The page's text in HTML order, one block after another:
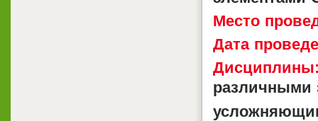
Место
Дата
различными